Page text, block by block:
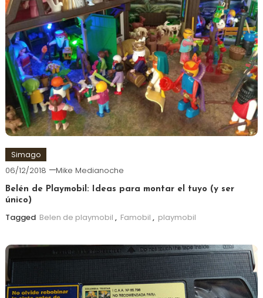
Simago
06/12/2018 Mike Medianoche
Belén de Playmobil: Ideas para montar el tuyo (y ser
único)
Tagged Belen de playmobil , Famobil , playmobil